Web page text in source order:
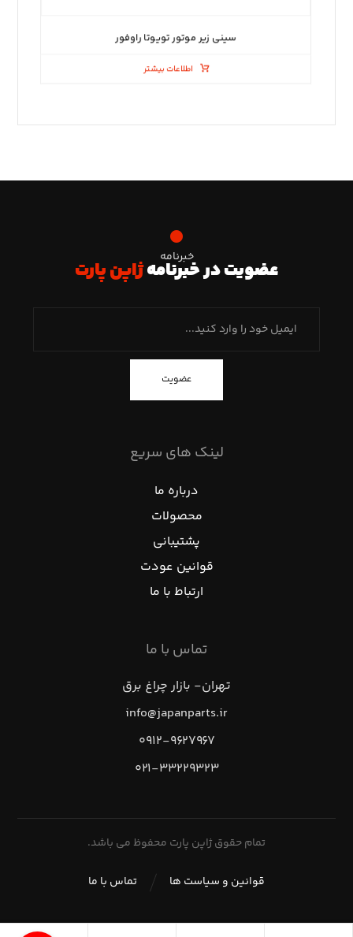
سینی زیر موتور تویوتا راوفور
اطلاعات بیشتر
خبرنامه
عضویت در خبرنامهژاپن پارت
عضویت
لینک های سریع
درباره ما
محصولات
پشتیبانی
قوانین عودت
ارتباط با ما
تماس با ما
تهران- بازار چراغ برق
info@japanparts.ir
۰۹۱۲-۹۶۲۷۹۶۷
۰۲۱-۳۳۲۲۹۳۲۳
تمام حقوق ژاپن پارت محفوظ می باشد.
تماس با ما قوانین و سیاست ها